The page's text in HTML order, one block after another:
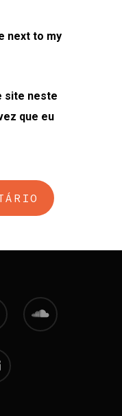
next to my
site neste
que eu